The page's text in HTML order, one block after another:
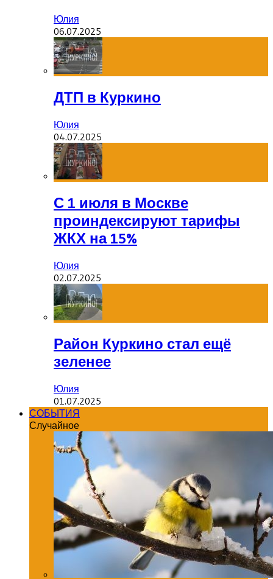
Юлия
06.07.2025
ДТП в Куркино
Юлия
04.07.2025
С 1 июля в Москве
проиндексируют тарифы
ЖКХ на 15%
Юлия
02.07.2025
Район Куркино стал ещё
зеленее
Юлия
01.07.2025
СОБЫТИЯ
Случайное